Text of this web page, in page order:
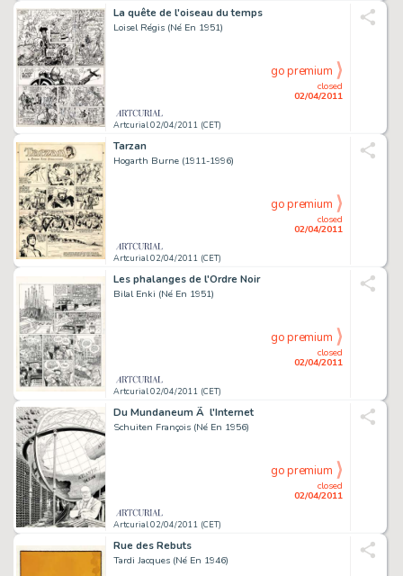
La quête de l'oiseau du temps
Loisel Régis (Né En 1951)
Artcurial 02/04/2011 (CET)
closed
02/04/2011
go premium
Tarzan
Hogarth Burne (1911-1996)
Artcurial 02/04/2011 (CET)
closed
02/04/2011
go premium
Les phalanges de l'Ordre Noir
Bilal Enki (Né En 1951)
Artcurial 02/04/2011 (CET)
closed
02/04/2011
go premium
Du Mundaneum Ã l'Internet
Schuiten François (Né En 1956)
Artcurial 02/04/2011 (CET)
closed
02/04/2011
go premium
Rue des Rebuts
Tardi Jacques (Né En 1946)